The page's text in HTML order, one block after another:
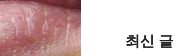
최신 글